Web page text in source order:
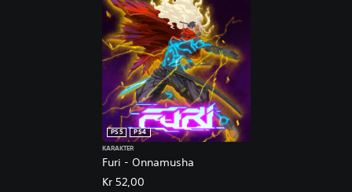
Furi - Onnamusha
PS5
PS4
KARAKTER
Kr 52,00